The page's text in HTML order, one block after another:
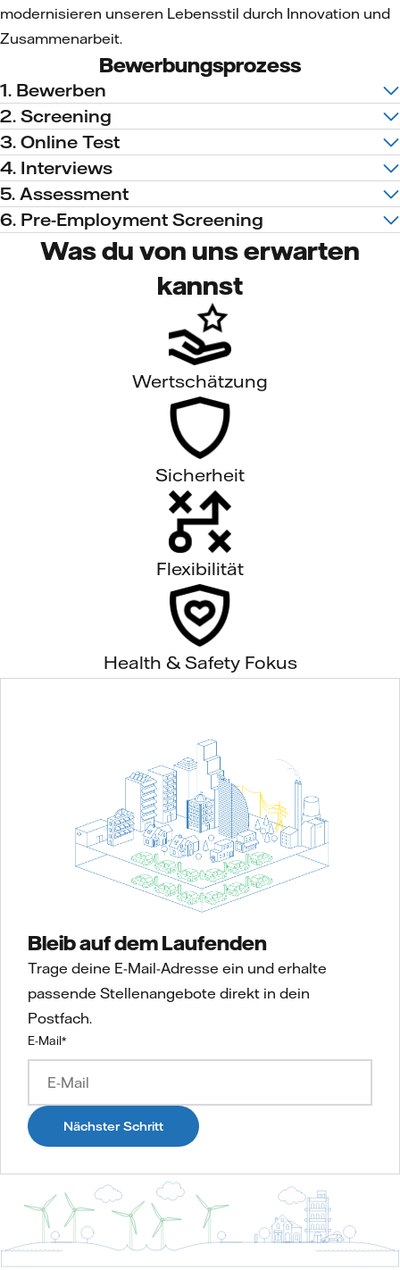
modernisieren unseren Lebensstil durch Innovation und
Zusammenarbeit.
Bewerbungsprozess
1. Bewerben
2. Screening
3. Online Test
4. Interviews
5. Assessment
6. Pre-Employment Screening
Was du von uns erwarten
kannst
Wertschätzung
Sicherheit
Flexibilität
Health & Safety Fokus
Bleib auf dem Laufenden
Trage deine E-Mail-Adresse ein und erhalte
passende Stellenangebote direkt in dein
Postfach.
E-Mail*
Nächster Schritt